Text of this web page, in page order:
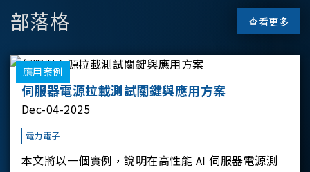
部落格 查看更多
應用案例
伺服器電源拉載測試關鍵與應用方案
Dec-04-2025
電力電子
本文將以一個實例，說明在高性能 AI 伺服器電源測